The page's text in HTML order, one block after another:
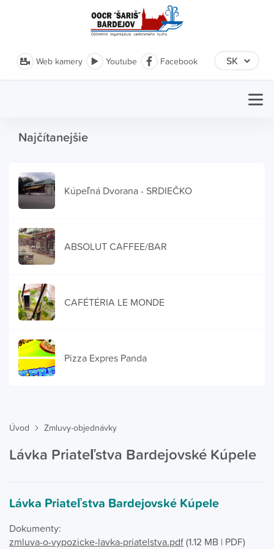
Web kamery Youtube Facebook
Najčítanejšie
Kúpeľná Dvorana - SRDIEČKO
ABSOLUT CAFFEE/BAR
CAFÉTÉRIA LE MONDE
Pizza Expres Panda
Úvod Zmluvy-objednávky
Lávka Priateľstva Bardejovské Kúpele
Lávka Priateľstva Bardejovské Kúpele
Dokumenty:
zmluva-o-vypozicke-lavka-priatelstva.pdf(1.12 MB | PDF)